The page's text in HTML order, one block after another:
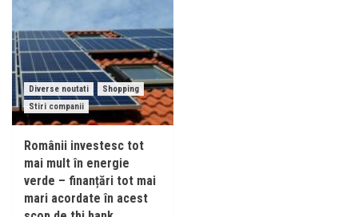
Diverse noutati
Shopping
Stiri companii
Românii investesc tot
mai mult în energie
verde – finanțări tot mai
mari acordate în acest